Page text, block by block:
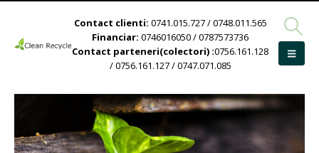
Contact clienti: 0741.015.727 / 0748.011.565
Financiar: 0746016050 / 0787573736
Contact parteneri(colectori) :0756.161.128
/ 0756.161.127 / 0747.071.085